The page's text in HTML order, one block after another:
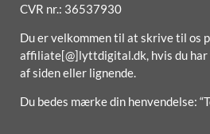
CVR nr.: 36537930
Du er velkommen til at skrive til os
affiliate[@]lyttdigital.dk, hvis du
af siden eller lignende.
Du bedes mærke din henvendelse: